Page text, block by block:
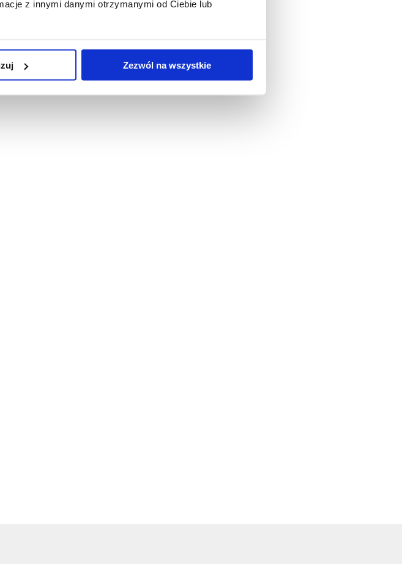
z innymi danymi otrzymanymi od Ciebie lub
Zezwól na wszystkie